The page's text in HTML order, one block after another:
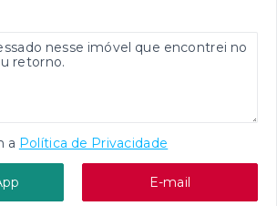
a Política de Privacidade
E-mail